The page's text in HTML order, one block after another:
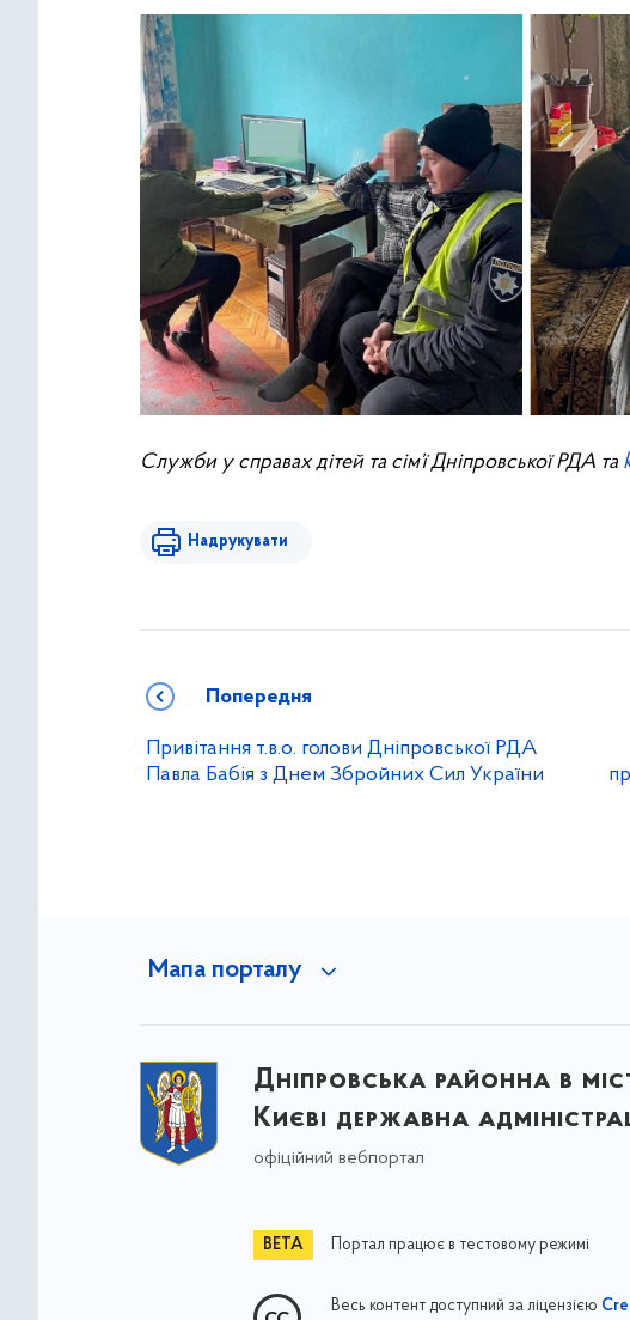
Служби у справах дітей та сім’ї Дніпровської РДА та
Надрукувати
Попередня
Привітання т.в.о. голови Дніпровської РДА
Павла Бабія з Днем Збройних Сил України
Мапа порталу
Дніпровська районна в
Києві державна
офіційний вебпортал
Портал працює в тестовому режимі
Весь контент доступний за ліцензією